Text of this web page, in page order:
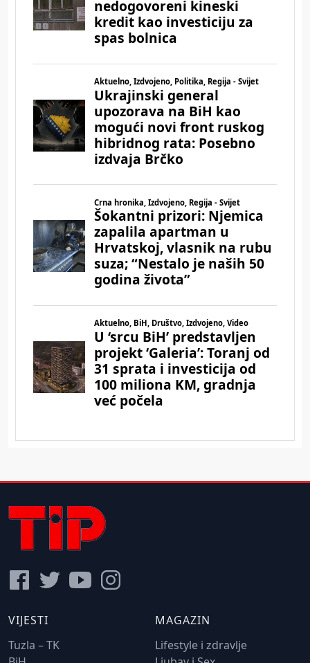
VIJESTI
Tuzla – TK
MAGAZIN
Lifestyle i zdravlje